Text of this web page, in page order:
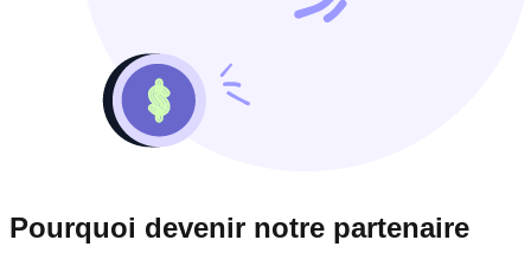
Pourquoi devenir notre partenaire